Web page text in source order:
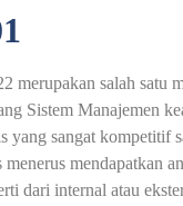
merupakan salah satu
Sistem Manajemen
yang sangat kompetitif
menerus mendapatkan
dari internal atau